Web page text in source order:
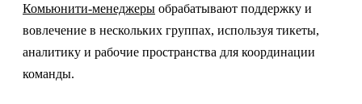
Комьюнити-менеджеры обрабатывают поддержку и
вовлечение в нескольких группах, используя тикеты,
аналитику и рабочие пространства для координации
команды.